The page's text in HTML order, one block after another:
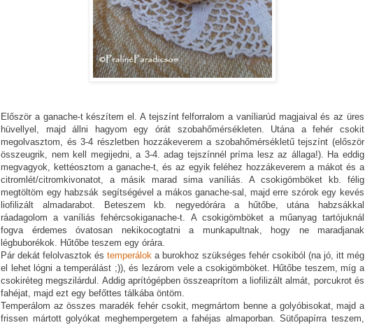
Először a ganache-t készítem el. A tejszínt felforralom a vaníliarúd magjaival és az üres
hüvellyel, majd állni hagyom egy órát szobahőmérsékleten. Utána a fehér csokit
megolvasztom, és 3-4 részletben hozzákeverem a szobahőmérsékletű tejszínt (először
összeugrik, nem kell megijedni, a 3-4. adag tejszínnél príma lesz az állaga!). Ha eddig
megvagyok, kettéosztom a ganache-t, és az egyik feléhez hozzákeverem a mákot és a
citromlét/citromkivonatot, a másik marad sima vaníliás. A csokigömböket kb. félig
megtöltöm egy habzsák segítségével a mákos ganache-sal, majd erre szórok egy kevés
liofilizált almadarabot. Beteszem kb. negyedórára a hűtőbe, utána habzsákkal
ráadagolom a vaníliás fehércsokiganache-t. A csokigömböket a műanyag tartójuknál
fogva érdemes óvatosan nekikocogtatni a munkapultnak, hogy ne maradjanak
légbuborékok. Hűtőbe teszem egy órára.
Pár dekát felolvasztok és temperálok a burokhoz szükséges fehér csokiból (na jó, itt még
el lehet lógni a temperálást ;)), és lezárom vele a csokigömböket. Hűtőbe teszem, míg a
csokiréteg megszilárdul. Addig aprítógépben összeaprítom a liofilizált almát, porcukrot és
fahéjat, majd ezt egy befőttes tálkába öntöm.
Temperálom az összes maradék fehér csokit, megmártom benne a golyóbisokat, majd a
frissen mártott golyókat meghempergetem a fahéjas almaporban. Sütőpapírra teszem,